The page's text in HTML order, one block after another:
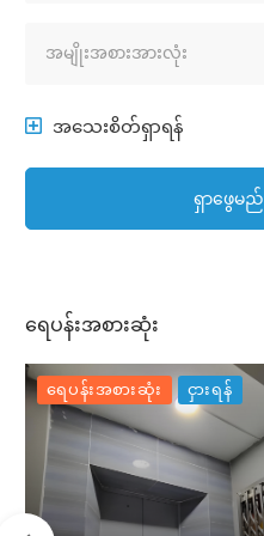
အိမ်အမျိုးအစား
အမျိုးအစားအားလုံး
အသေးစိတ်ရှာရန်
ရှာဖွေမည်
ရေပန်းအစားဆုံး
ရေပန်းအစားဆုံး ငှားရန်